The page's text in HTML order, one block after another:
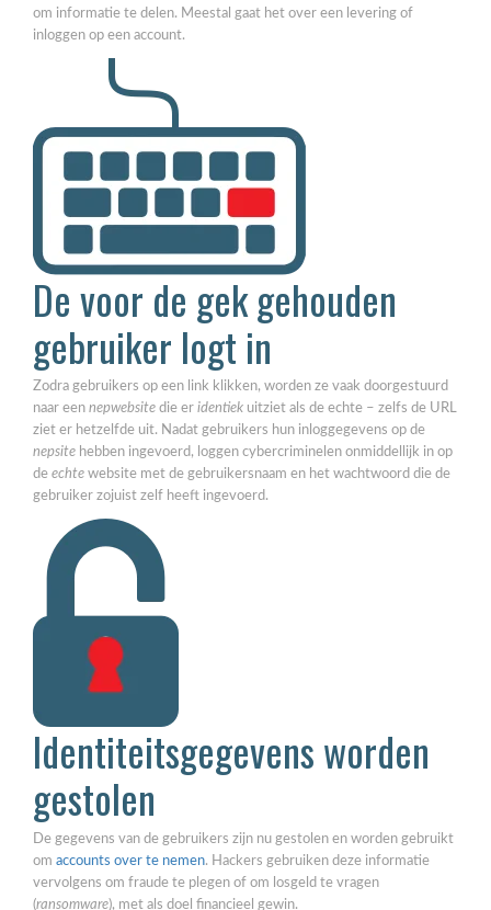
om informatie te delen. Meestal gaat het over een levering of
inloggen op een account.
De voor de gek gehouden
gebruiker logt in
Zodra gebruikers op een link klikken, worden ze vaak doorgestuurd
naar een nepwebsite die er identiek uitziet als de echte – zelfs de URL
ziet er hetzelfde uit. Nadat gebruikers hun inloggegevens op de
nepsite hebben ingevoerd, loggen cybercriminelen onmiddellijk in op
de echte website met de gebruikersnaam en het wachtwoord die de
gebruiker zojuist zelf heeft ingevoerd.
Identiteitsgegevens worden
gestolen
De gegevens van de gebruikers zijn nu gestolen en worden gebruikt
om accounts over te nemen. Hackers gebruiken deze informatie
vervolgens om fraude te plegen of om losgeld te vragen
(ransomware), met als doel financieel gewin.